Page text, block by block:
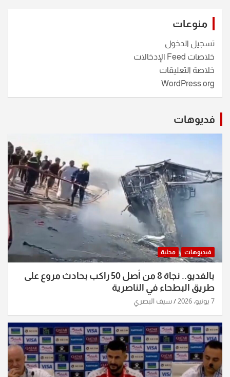
منوعات
تسجيل الدخول
خلاصات Feed الإدخالات
خلاصة التعليقات
WordPress.org
فديوهات
فيديوهات محلية
بالفديو.. نجاة 8 من أصل 50 راكب بحادث مروع على
طريق البطحاء في الناصرية
7 يونيو، 2026 سيف البصري